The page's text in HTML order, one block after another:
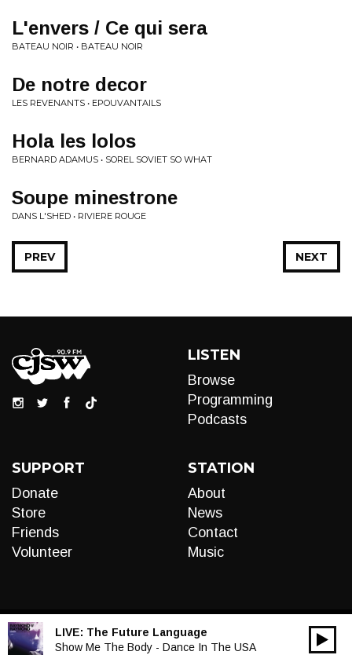
L'envers / Ce qui sera
BATEAU NOIR • BATEAU NOIR
De notre decor
LES REVENANTS • EPOUVANTAILS
Hola les lolos
BERNARD ADAMUS • SOREL SOVIET SO WHAT
Soupe minestrone
DANS L'SHED • RIVIERE ROUGE
NEXT
PREV
LISTEN
Browse
Programming
Podcasts
SUPPORT
Donate
Store
Friends
Volunteer
STATION
About
News
Contact
Music
LIVE: The Future Language
Show Me The Body - Dance In The USA
Audio
00:00